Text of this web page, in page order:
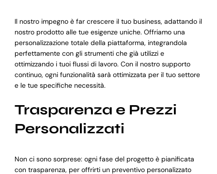
Il nostro impegno è far crescere il tuo business, adattando il
nostro prodotto alle tue esigenze uniche. Offriamo una
personalizzazione totale della piattaforma, integrandola
perfettamente con gli strumenti che già utilizzi e
ottimizzando i tuoi flussi di lavoro. Con il nostro supporto
continuo, ogni funzionalità sarà ottimizzata per il tuo settore
e le tue specifiche necessità.
Trasparenza e Prezzi
Personalizzati
Non ci sono sorprese: ogni fase del progetto è pianificata
con trasparenza, per offrirti un preventivo personalizzato